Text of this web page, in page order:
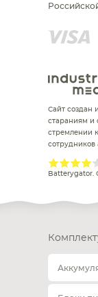
Сайт создан
стараниям и
стремлении
сотрудников
Batterygator.